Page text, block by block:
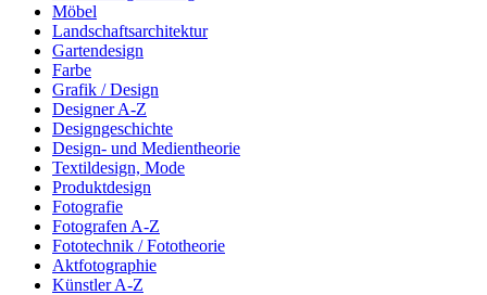
Möbel
Landschaftsarchitektur
Gartendesign
Farbe
Grafik / Design
Designer A-Z
Designgeschichte
Design- und Medientheorie
Textildesign, Mode
Produktdesign
Fotografie
Fotografen A-Z
Fototechnik / Fototheorie
Aktfotographie
Künstler A-Z